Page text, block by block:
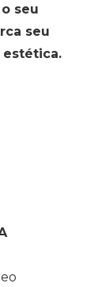
o seu
seu
estética.